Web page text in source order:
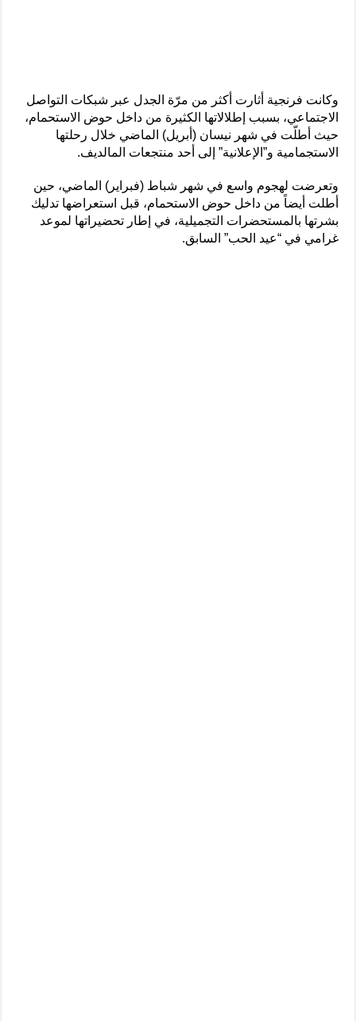
وكانت فرنجية أثارت أكثر من مرّة الجدل عبر شبكات التواصل
الاجتماعي، بسبب إطلالاتها الكثيرة من داخل حوض الاستحمام،
حيث أطلّت في شهر نيسان (أبريل) الماضي خلال رحلتها
الاستجمامية و”الإعلانية” إلى أحد منتجعات المالديف.
وتعرضت لهجوم واسع في شهر شباط (فبراير) الماضي، حين
أطلت أيضاً من داخل حوض الاستحمام، قبل استعراضها تدليك
بشرتها بالمستحضرات التجميلية، في إطار تحضيراتها لموعد
غرامي في “عيد الحب” السابق.